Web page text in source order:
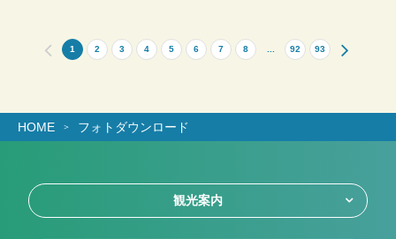
1 2 3 4 5 6 7 8 ... 92 93
HOME フォトダウンロード
観光案内